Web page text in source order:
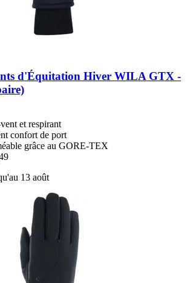
d'Équitation Hiver WILA GTX -​
et respirant
confort de port
grâce au GORE-TEX
13 août